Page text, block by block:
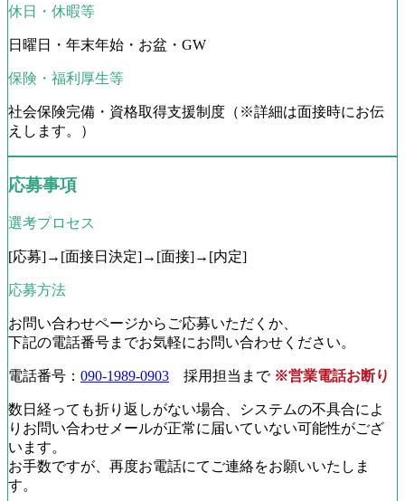
休日・休暇等
日曜日・年末年始・お盆・GW
保険・福利厚生等
社会保険完備・資格取得支援制度（※詳細は面接時にお伝
えします。）
応募事項
選考プロセス
[応募]→[面接日決定]→[面接]→[内定]
応募方法
お問い合わせページからご応募いただくか、
下記の電話番号までお気軽にお問い合わせください。
電話番号： 090-1989-0903 採用担当まで ※営業電話お断り
数日経っても折り返しがない場合、システムの不具合によ
りお問い合わせメールが正常に届いていない可能性がござ
います。
お手数ですが、再度お電話にてご連絡をお願いいたしま
す。